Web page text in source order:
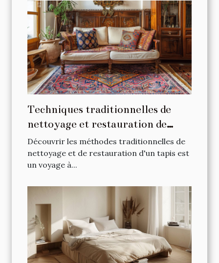
Techniques traditionnelles de
nettoyage et restauration de
tapis
Découvrir les méthodes traditionnelles de
nettoyage et de restauration d'un tapis est
un voyage à...